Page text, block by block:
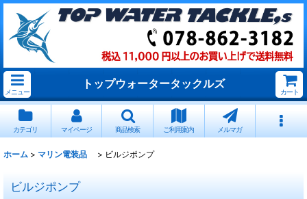
メニュー
トップウォータータックルズ
カート
カテゴリ マイページ 商品検索 ご利用案内 メルマガ
ホーム > マリン電装品 > ビルジポンプ
ビルジポンプ